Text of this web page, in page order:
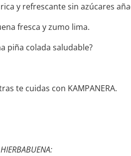
y refrescante sin azúcares
fresca y zumo lima.
piña colada saludable?
te cuidas con KAMPANERA.